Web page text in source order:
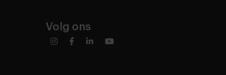
Volg ons